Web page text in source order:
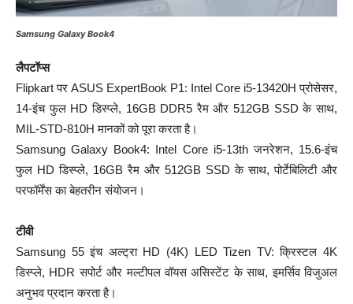
Samsung Galaxy Book4
लैपटॉप्स
Flipkart पर ASUS ExpertBook P1: Intel Core i5-13420H प्रोसेसर,
14-इंच फुल HD डिस्प्ले, 16GB DDR5 रैम और 512GB SSD के साथ,
MIL-STD-810H मानकों को पूरा करता है।​
Samsung Galaxy Book4: Intel Core i5-13th जनरेशन, 15.6-इंच
फुल HD डिस्प्ले, 16GB रैम और 512GB SSD के साथ, पोर्टेबिलिटी और
परफॉर्मेंस का बेहतरीन संयोजन।​
टीवी
Samsung 55 इंच अल्ट्रा HD (4K) LED Tizen TV: क्रिस्टल 4K
डिस्प्ले, HDR सपोर्ट और मल्टीपल वॉयस असिस्टेंट के साथ, इमर्सिव विजुअल
अनुभव प्रदान करता है।​